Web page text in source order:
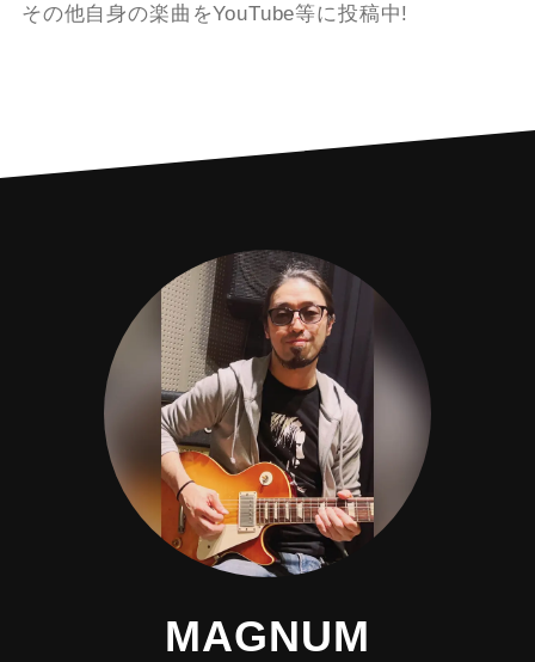
その他自身の楽曲をYouTube等に投稿中!
MAGNUM